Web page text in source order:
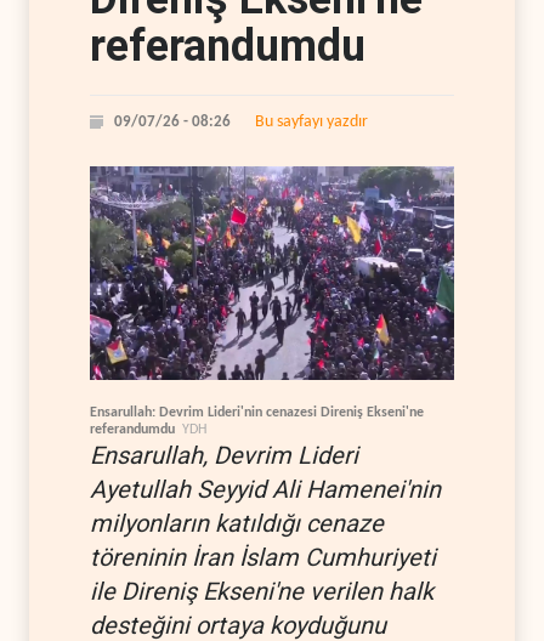
referandumdu
09/07/26 - 08:26 Bu sayfayı yazdır
Ensarullah: Devrim Lideri'nin cenazesi Direniş Ekseni'ne
referandumdu YDH
Ensarullah, Devrim Lideri
Ayetullah Seyyid Ali Hamenei'nin
milyonların katıldığı cenaze
töreninin İran İslam Cumhuriyeti
ile Direniş Ekseni'ne verilen halk
desteğini ortaya koyduğunu